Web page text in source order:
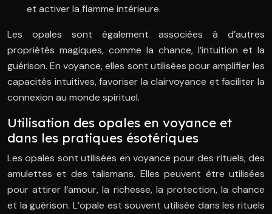
et activer la flamme intérieure.
Les opales sont également associées à d’autres
propriétés magiques, comme la chance, l’intuition et la
guérison. En voyance, elles sont utilisées pour amplifier les
capacités intuitives, favoriser la clairvoyance et faciliter la
connexion au monde spirituel.
Utilisation des opales en voyance et
dans les pratiques ésotériques
Les opales sont utilisées en voyance pour des rituels, des
amulettes et des talismans. Elles peuvent être utilisées
pour attirer l’amour, la richesse, la protection, la chance
et la guérison. L’opale est souvent utilisée dans les rituels